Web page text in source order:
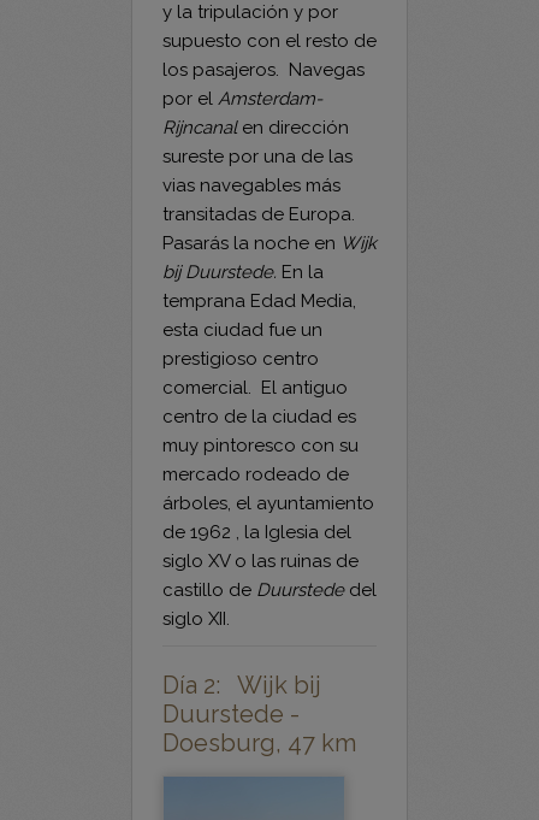
familiarizarte con el guía
y la tripulación y por
supuesto con el resto de
los pasajeros. Navegas
por elAmsterdam-
Rijncanalen dirección
sureste por una de las
vias navegables más
transitadas de Europa.
Pasarás la noche en
bij Duurstede.En la
temprana Edad Media,
esta ciudad fue un
prestigioso centro
comercial. El antiguo
centro de la ciudad es
muy pintoresco con su
mercado rodeado de
árboles, el ayuntamiento
de 1962 , la Iglesia del
siglo XV o las ruinas de
castillo de
Día 2: Wijk bij
Duurstede -
Doesburg, 47 km